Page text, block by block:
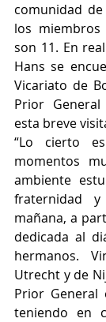
comunidad
los miembros
son 11. En
Hans se
Vicariato de
Prior
esta breve
“Lo cierto
momentos
ambiente
fraternidad
mañana, a
dedicada al
hermanos.
Utrecht y de
Prior
teniendo en